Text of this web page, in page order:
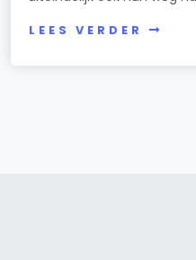
LEES VERDER